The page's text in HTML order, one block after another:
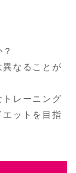
異なることが
トレーニング
ットを目指